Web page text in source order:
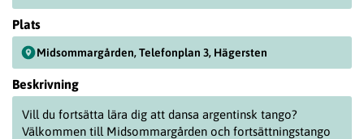
Plats
Midsommargården, Telefonplan 3, Hägersten
Beskrivning
Vill du fortsätta lära dig att dansa argentinsk tango?
Välkommen till Midsommargården och fortsättningstango